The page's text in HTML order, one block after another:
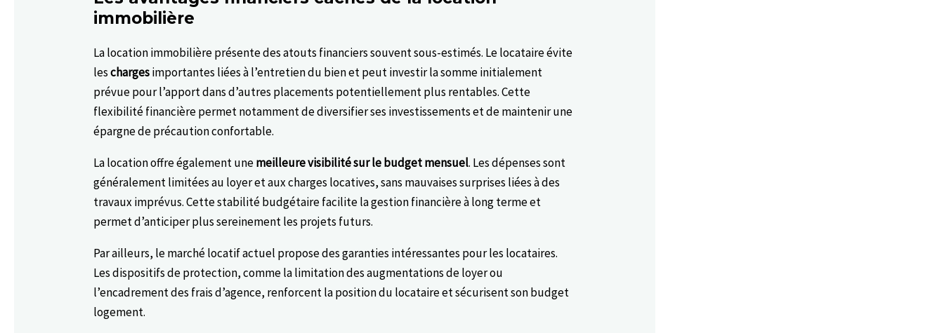
immobilière
La location immobilière présente des atouts financiers souvent sous-estimés. Le locataire évite
leschargesimportantes liées à l’entretien du bien et peut investir la somme initialement
prévue pour l’apport dans d’autres placements potentiellement plus rentables. Cette
flexibilité financière permet notamment de diversifier ses investissements et de maintenir une
épargne de précaution confortable.
La location offre également unemeilleure visibilité sur le budget mensuel. Les dépenses sont
généralement limitées au loyer et aux charges locatives, sans mauvaises surprises liées à des
travaux imprévus. Cette stabilité budgétaire facilite la gestion financière à long terme et
permet d’anticiper plus sereinement les projets futurs.
Par ailleurs, le marché locatif actuel propose des garanties intéressantes pour les locataires.
Les dispositifs de protection, comme la limitation des augmentations de loyer ou
l’encadrement des frais d’agence, renforcent la position du locataire et sécurisent son budget
logement.